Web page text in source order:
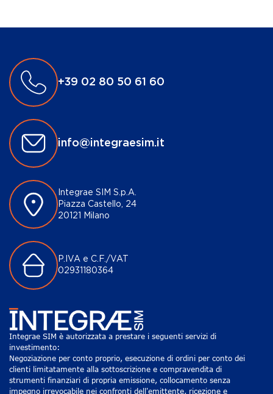
+39 02 80 50 61 60
info@integraesim.it
Integrae SIM S.p.A.
Piazza Castello, 24
20121 Milano
P.IVA e C.F./VAT
02931180364
Integrae SIM è autorizzata a prestare i seguenti servizi di
investimento:
Negoziazione per conto proprio, esecuzione di ordini per conto dei
clienti limitatamente alla sottoscrizione e compravendita di
strumenti finanziari di propria emissione, collocamento senza
impegno irrevocabile nei confronti dell'emittente, ricezione e